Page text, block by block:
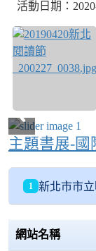
活動日期：
主題書展-國
1 新北市市
網站名稱